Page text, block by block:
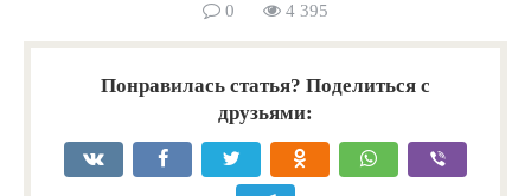
0 4 395
Понравилась статья? Поделиться с
друзьями: